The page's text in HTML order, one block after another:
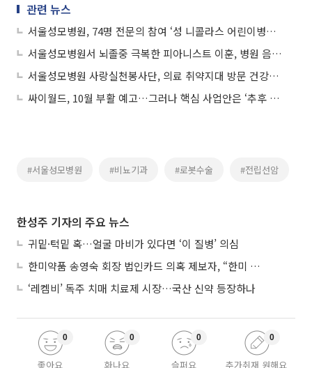
관련 뉴스
서울성모병원, 74명 전문의 참여 ‘성 니콜라스 어린이병원’ 개원
서울성모병원서 뇌졸중 극복한 피아니스트 이훈, 병원 음악회 개최
서울성모병원 사랑실천봉사단, 의료 취약지대 방문 건강돌봄 실시
싸이월드, 10월 부활 예고…그러나 핵심 사업안은 ‘추후 공개’
#서울성모병원 #비뇨기과 #로봇수술 #전립선암
한성주 기자의 주요 뉴스
귀밑·턱밑 혹…얼굴 마비가 있다면 ‘이 질병’ 의심
한미약품 송영숙 회장 법인카드 의혹 제보자, “한미 잘 되기 바라는 마음”
‘레켐비’ 독주 치매 치료제 시장…국산 신약 등장하나
좋아요
0
화나요
0
슬퍼요
0
추가취재 원해요
0